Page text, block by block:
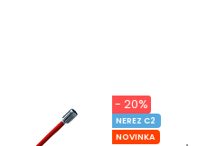
NEREZ C2
NOVINKA
- 20%